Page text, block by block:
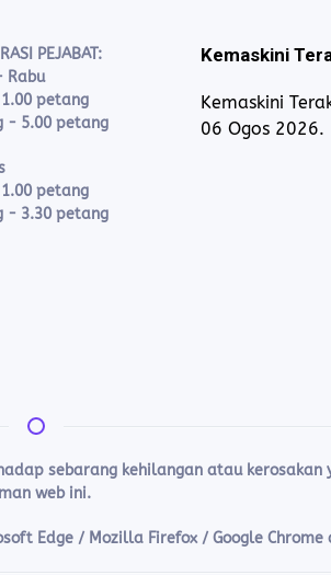
PEJABAT:
Rabu
petang
- 5.00 petang
petang
- 3.30 petang
Kemaskini
Kemaskini
06 Ogos 2026.
sebarang kehilangan atau
web ini.
Edge / Mozilla Firefox / Google Chrome